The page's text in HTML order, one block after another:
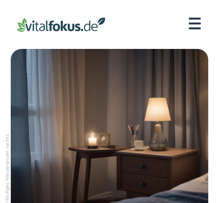
Häufiges Wasserlassen nachts